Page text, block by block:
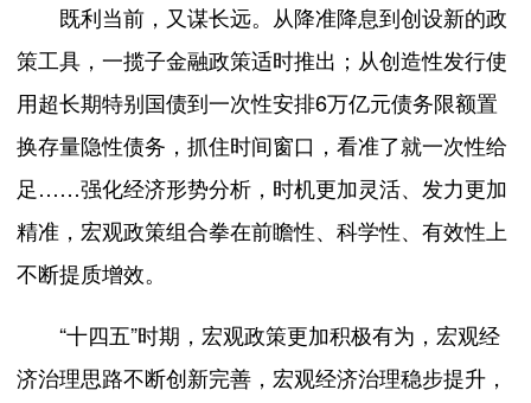
既利当前，又谋长远。从降准降息到创设新的政
策工具，一揽子金融政策适时推出；从创造性发行使
用超长期特别国债到一次性安排6万亿元债务限额置
换存量隐性债务，抓住时间窗口，看准了就一次性给
足……强化经济形势分析，时机更加灵活、发力更加
精准，宏观政策组合拳在前瞻性、科学性、有效性上
不断提质增效。
“十四五”时期，宏观政策更加积极有为，宏观经
济治理思路不断创新完善，宏观经济治理稳步提升，